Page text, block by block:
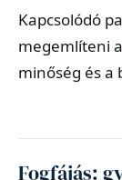
Kapcsolódó
megemlíteni a
minőség és a
Fogfájás: